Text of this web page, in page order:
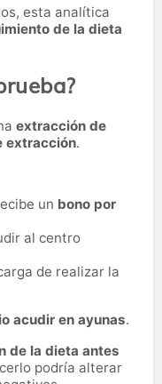
esta analítica
de la dieta
extracción de
extracción.
un bono por
al centro
de realizar la
acudir en ayunas.
de la dieta antes
podría alterar